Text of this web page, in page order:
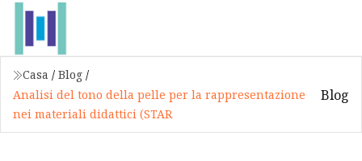
Casa / Blog /
Analisi del tono della pelle per la rappresentazione
nei materiali didattici (STAR
Blog